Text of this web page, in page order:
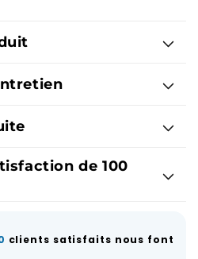
de 100
clients satisfaits nous font